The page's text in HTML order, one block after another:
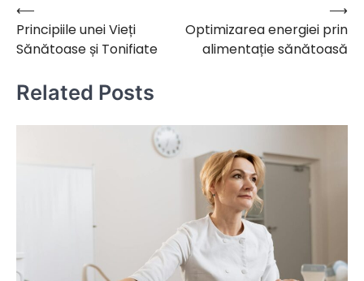
Navigare
în
⟵
Principiile unei Vieți
Sănătoase și Tonifiate
Optimizarea energiei prin
alimentație sănătoasă
⟶
Related Posts